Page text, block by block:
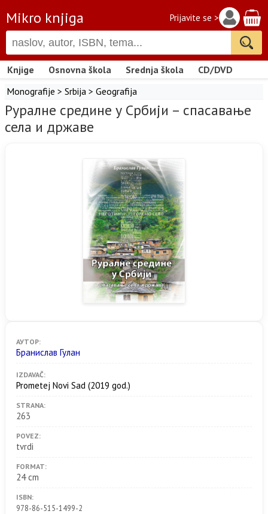
Mikro knjiga Prijavite se >
Knjige Osnovna škola Srednja škola
CD/DVD
Monografije > Srbija > Geografija
Руралне средине у Србији – спасавање
села и државе
АУТОР:
Бранислав Гулан
IZDAVAČ:
Prometej Novi Sad (2019 god.)
STRANA:
263
POVEZ:
tvrdi
FORMAT:
24 cm
ISBN:
978-86-515-1499-2